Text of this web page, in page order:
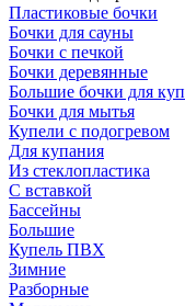
Пластиковые бочки
Бочки для сауны
Бочки с печкой
Бочки деревянные
Большие бочки для
Бочки для мытья
Купели с подогревом
Для купания
Из стеклопластика
С вставкой
Бассейны
Большие
Купель ПВХ
Зимние
Разборные